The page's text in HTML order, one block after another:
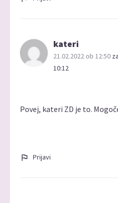
kateri
21.02.2022 ob 12:50
10:12
Povej, kateri ZD je to.
Prijavi